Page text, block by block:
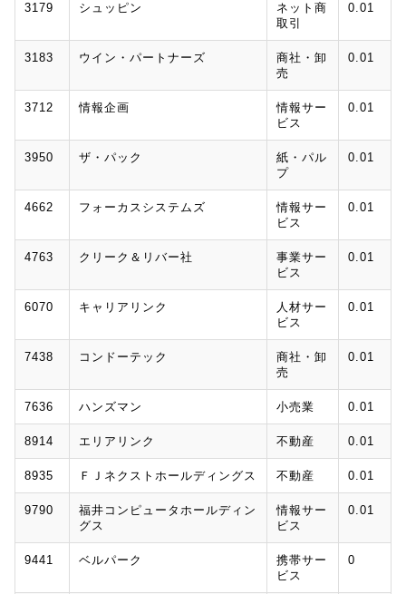
3179 シュッピン
ネット商
取引
0.01
3183 ウイン・パートナーズ
商社・卸
売
0.01
3712 情報企画
情報サー
ビス
0.01
3950 ザ・パック
紙・パル
プ
0.01
4662 フォーカスシステムズ
情報サー
ビス
0.01
4763 クリーク＆リバー社
事業サー
ビス
0.01
6070 キャリアリンク
人材サー
ビス
0.01
7438 コンドーテック
商社・卸
売
0.01
7636 ハンズマン 小売業 0.01
8914 エリアリンク 不動産 0.01
8935 ＦＪネクストホールディングス 不動産 0.01
9790
福井コンピュータホールディン
グス
情報サー
ビス
0.01
9441 ベルパーク
携帯サー
ビス
0